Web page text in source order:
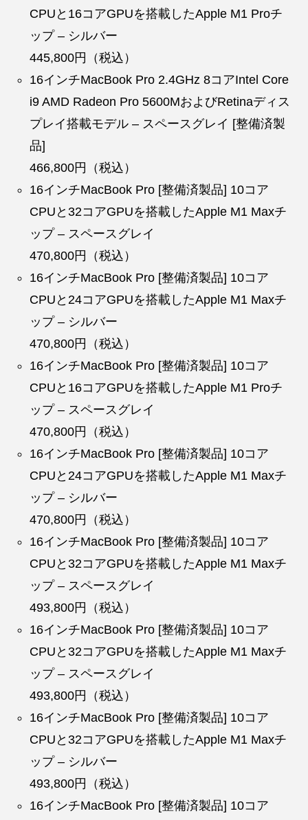
CPUと16コアGPUを搭載したApple M1 Proチ
ップ – シルバー
445,800円（税込）
16インチMacBook Pro 2.4GHz 8コアIntel Core
i9 AMD Radeon Pro 5600MおよびRetinaディス
プレイ搭載モデル – スペースグレイ [整備済製
品]
466,800円（税込）
16インチMacBook Pro [整備済製品] 10コア
CPUと32コアGPUを搭載したApple M1 Maxチ
ップ – スペースグレイ
470,800円（税込）
16インチMacBook Pro [整備済製品] 10コア
CPUと24コアGPUを搭載したApple M1 Maxチ
ップ – シルバー
470,800円（税込）
16インチMacBook Pro [整備済製品] 10コア
CPUと16コアGPUを搭載したApple M1 Proチ
ップ – スペースグレイ
470,800円（税込）
16インチMacBook Pro [整備済製品] 10コア
CPUと24コアGPUを搭載したApple M1 Maxチ
ップ – シルバー
470,800円（税込）
16インチMacBook Pro [整備済製品] 10コア
CPUと32コアGPUを搭載したApple M1 Maxチ
ップ – スペースグレイ
493,800円（税込）
16インチMacBook Pro [整備済製品] 10コア
CPUと32コアGPUを搭載したApple M1 Maxチ
ップ – スペースグレイ
493,800円（税込）
16インチMacBook Pro [整備済製品] 10コア
CPUと32コアGPUを搭載したApple M1 Maxチ
ップ – シルバー
493,800円（税込）
16インチMacBook Pro [整備済製品] 10コア